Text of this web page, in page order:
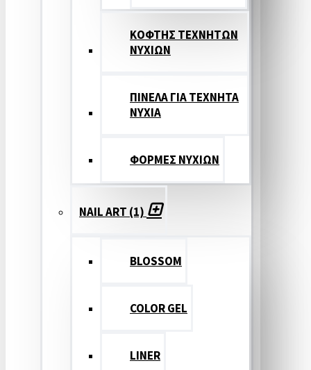
ΚΟΦΤΗΣ ΤΕΧΝΗΤΩΝ
ΝΥΧΙΩΝ
ΠΙΝΕΛΑ ΓΙΑ ΤΕΧΝΗΤΑ
ΝΥΧΙΑ
ΦΟΡΜΕΣ ΝΥΧΙΩΝ
NAIL ART (1)
BLOSSOM
COLOR GEL
LINER